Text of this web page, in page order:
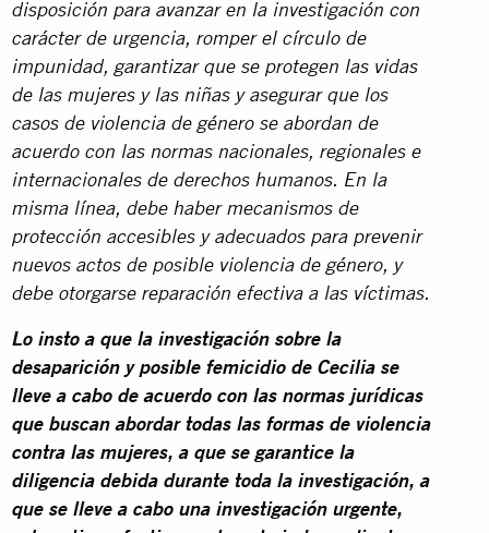
disposición para avanzar en la investigación con
carácter de urgencia, romper el círculo de
impunidad, garantizar que se protegen las vidas
de las mujeres y las niñas y asegurar que los
casos de violencia de género se abordan de
acuerdo con las normas nacionales, regionales e
internacionales de derechos humanos. En la
misma línea, debe haber mecanismos de
protección accesibles y adecuados para prevenir
nuevos actos de posible violencia de género, y
debe otorgarse reparación efectiva a las víctimas.
Lo insto a que la investigación sobre la
desaparición y posible femicidio de Cecilia se
lleve a cabo de acuerdo con las normas jurídicas
que buscan abordar todas las formas de violencia
contra las mujeres, a que se garantice la
diligencia debida durante toda la investigación, a
que se lleve a cabo una investigación urgente,